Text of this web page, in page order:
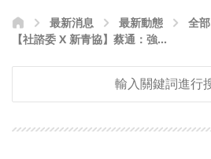
最新消息 最新動態
全部
【社諮委 X 新青協】蔡通：強化